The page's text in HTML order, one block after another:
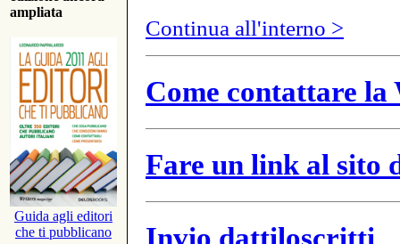
ampliata
Guida agli editori
che ti pubblicano
Continua all'interno >
Come contattare
Fare un link al sito
Invio dattiloscritti